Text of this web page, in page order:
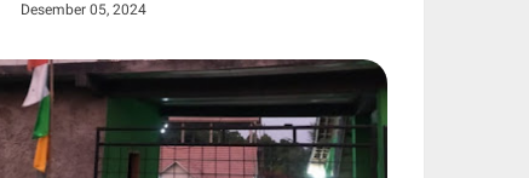
Desember 05, 2024